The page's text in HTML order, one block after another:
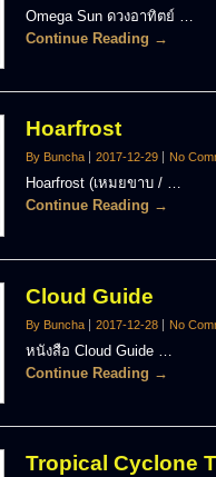
Omega Sun ดวงอาทิตย์ …
Continue Reading →
Hoarfrost
By Buncha 2017-12-29 No
Hoarfrost (เหมยขาบ / …
Continue Reading →
Cloud Guide
By Buncha 2017-12-28 No
หนังสือ Cloud Guide …
Continue Reading →
Tropical Cyclone